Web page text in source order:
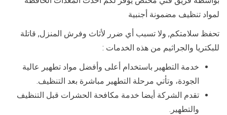
لمواد تنظيف مضمونة أجنبية
تحفظ سلامتكم, ولا تسبب أي ضرر لأثاث وفرش المنزل, قاتلة
للبكتريا والجراثيم من هذه الخدمات :
خدمة التطهير باستخدام أعلى وأفضل مواد تطهير عالية
الجودة، وتأتي مرحلة التطهير مباشرة بعد التنظيف.
تقدم الشركة أيضا خدمة مكافحة الحشرات قبل التنظيف
والتطهير.